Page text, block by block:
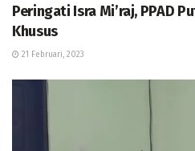
Peringati Isra Mi’raj, PPAD
Khusus
21 Februari, 2023